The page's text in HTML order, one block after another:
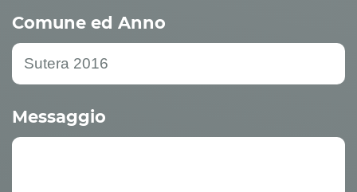
Comune ed Anno
Messaggio